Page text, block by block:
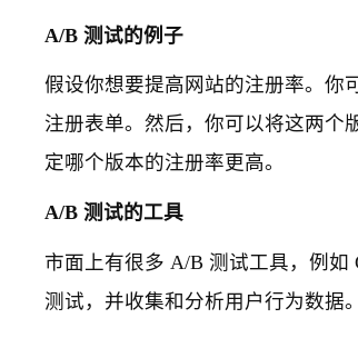
A/B 测试的例子
假设你想要提高网站的注册率。你
注册表单。然后，你可以将这两个
定哪个版本的注册率更高。
A/B 测试的工具
市面上有很多 A/B 测试工具，例如
测试，并收集和分析用户行为数据。